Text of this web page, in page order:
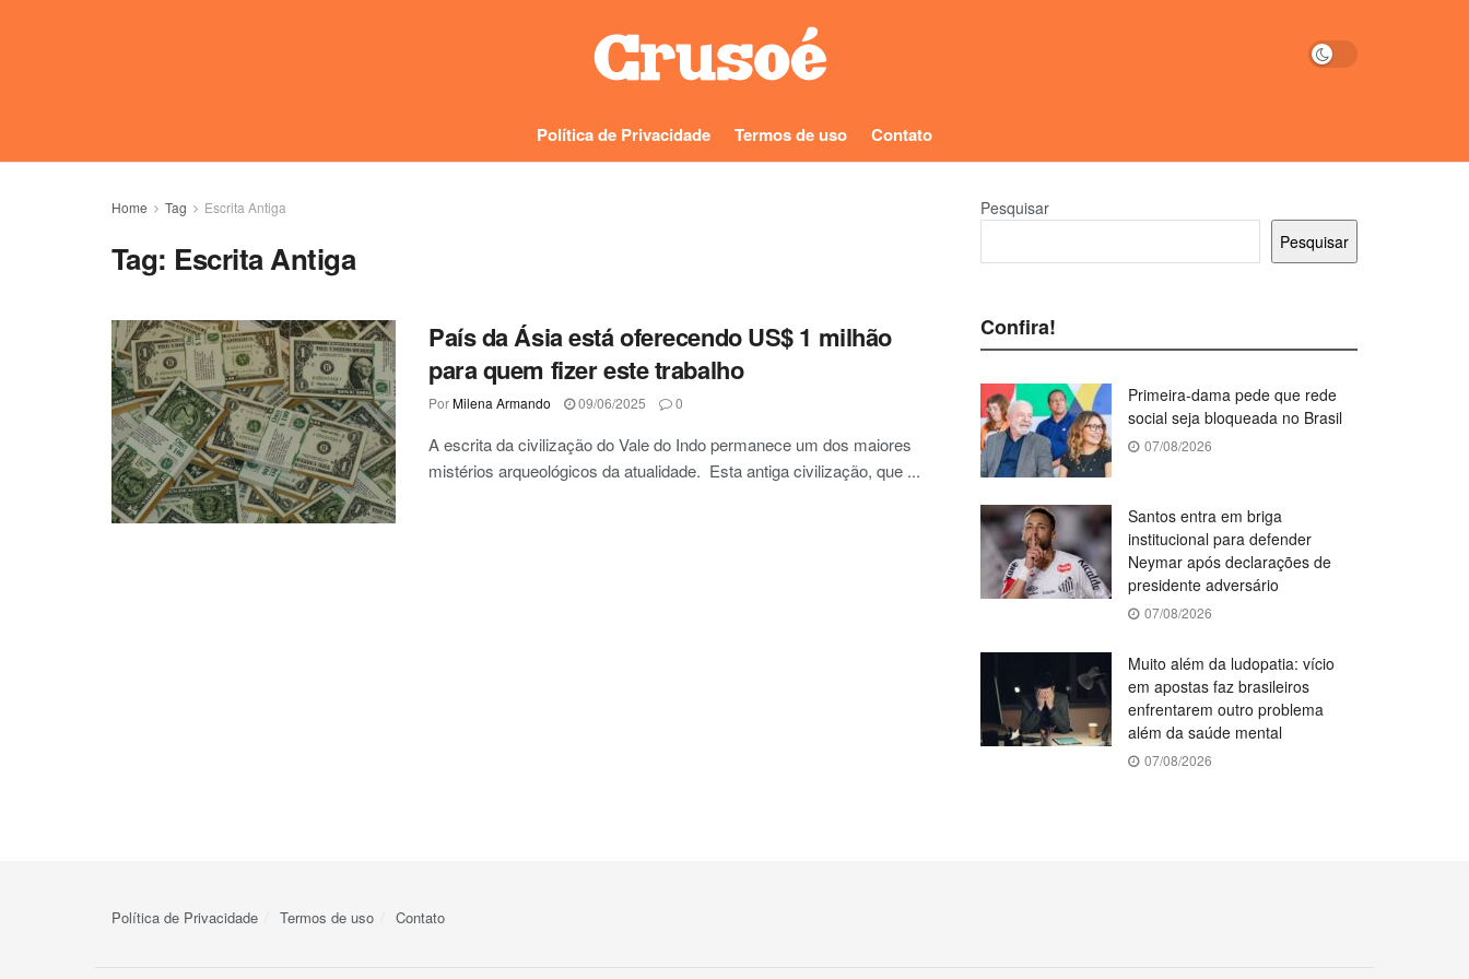
Política de Privacidade Termos de uso Contato
Home Tag Escrita Antiga
Tag: Escrita Antiga
País da Ásia está oferecendo US$ 1 milhão
para quem fizer este trabalho
PorMilena Armando 09/06/2025 0
A escrita da civilização do Vale do Indo permanece um dos maiores
mistérios arqueológicos da atualidade. Esta antiga civilização, que ...
Pesquisar
Pesquisar
Confira!
Primeira-dama pede que rede
social seja bloqueada no Brasil
07/08/2026
Santos entra em briga
institucional para defender
Neymar após declarações de
presidente adversário
07/08/2026
Muito além da ludopatia: vício
em apostas faz brasileiros
enfrentarem outro problema
além da saúde mental
07/08/2026
Política de Privacidade Termos de uso Contato